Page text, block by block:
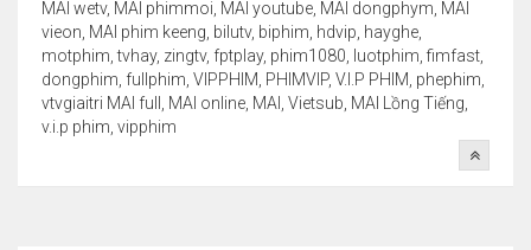
MAI wetv, MAI phimmoi, MAI youtube, MAI dongphym, MAI
vieon, MAI phim keeng, bilutv, biphim, hdvip, hayghe,
motphim, tvhay, zingtv, fptplay, phim1080, luotphim, fimfast,
dongphim, fullphim, VIPPHIM, PHIMVIP, V.I.P PHIM, phephim,
vtvgiaitri MAI full, MAI online, MAI, Vietsub, MAI Lồng Tiếng,
v.i.p phim, vipphim